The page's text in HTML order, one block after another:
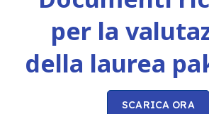
per la
della laurea
SCARICA ORA